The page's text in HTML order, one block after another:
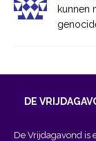
kunnen
DE
De Vrijdagavond is